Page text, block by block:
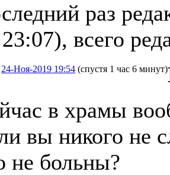
раз
всего
24-Ноя-2019 19:54 (спустя 1 час 6 минут)
в храмы
вы никого не
не больны?